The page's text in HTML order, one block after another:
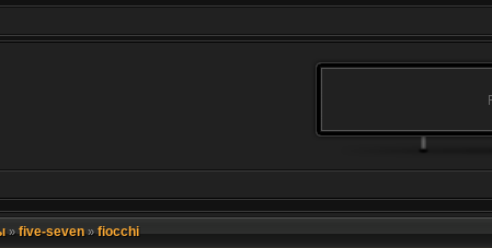
»five-seven»fiocchi